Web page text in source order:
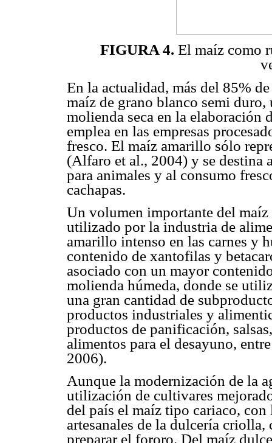
FIGURA 4. El maíz como
En la actualidad, más del 85%
maíz de grano blanco semi
molienda seca en la elaboración
emplea en las empresas
fresco. El maíz amarillo sólo
(Alfaro et al., 2004) y se destina
para animales y al consumo
cachapas.
Un volumen importante del
utilizado por la industria de
amarillo intenso en las carnes y
contenido de xantofilas y
asociado con un mayor
molienda húmeda, donde se
una gran cantidad de
productos industriales y
productos de panificación,
alimentos para el desayuno,
2006).
Aunque la modernización de la
utilización de cultivares
del país el maíz tipo cariaco,
artesanales de la dulcería
preparar el fororo. Del maíz